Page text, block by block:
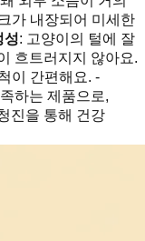
가 내장되어 미세한
성: 고양이의 털에 잘
흐트러지지 않아요.
이 간편해요. -
하는 제품으로,
진을 통해 건강